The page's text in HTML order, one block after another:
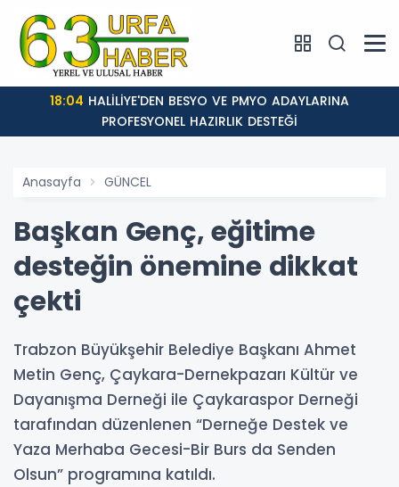
18:04
PROFESYONEL HAZIRLIK DESTEĞİ
Anasayfa GÜNCEL
Başkan Genç, eğitime
desteğin önemine dikkat
çekti
Trabzon Büyükşehir Belediye Başkanı Ahmet
Metin Genç, Çaykara-Dernekpazarı Kültür ve
Dayanışma Derneği ile Çaykaraspor Derneği
tarafından düzenlenen “Derneğe Destek ve
Yaza Merhaba Gecesi-Bir Burs da Senden
Olsun” programına katıldı.